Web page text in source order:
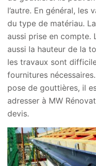
l’autre. En général, les
du type de matériau.
aussi prise en compte.
aussi la hauteur de la
les travaux sont
fournitures
pose de gouttières, il
adresser à MW
devis.